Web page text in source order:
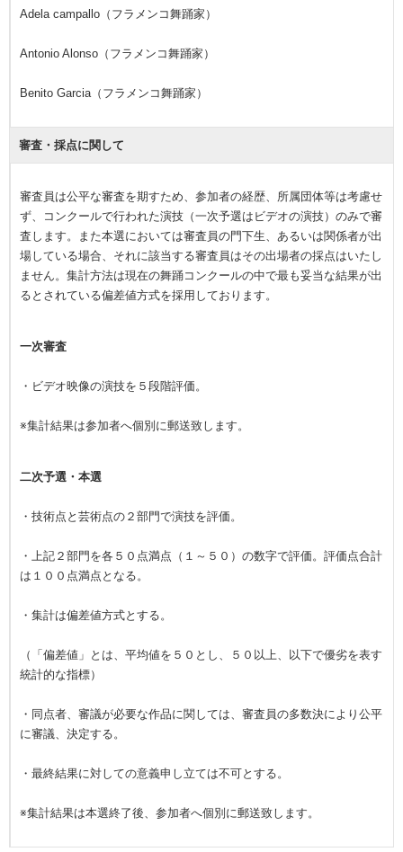
Adela campallo（フラメンコ舞踊家）
Antonio Alonso（フラメンコ舞踊家）
Benito Garcia（フラメンコ舞踊家）
審査・採点に関して
審査員は公平な審査を期すため、参加者の経歴、所属団体等は考慮せ
ず、コンクールで行われた演技（一次予選はビデオの演技）のみで審
査します。また本選においては審査員の門下生、あるいは関係者が出
場している場合、それに該当する審査員はその出場者の採点はいたし
ません。集計方法は現在の舞踊コンクールの中で最も妥当な結果が出
るとされている偏差値方式を採用しております。
一次審査
・ビデオ映像の演技を５段階評価。
※集計結果は参加者へ個別に郵送致します。
二次予選・本選
・技術点と芸術点の２部門で演技を評価。
・上記２部門を各５０点満点（１～５０）の数字で評価。評価点合計
は１００点満点となる。
・集計は偏差値方式とする。
（「偏差値」とは、平均値を５０とし、５０以上、以下で優劣を表す
統計的な指標）
・同点者、審議が必要な作品に関しては、審査員の多数決により公平
に審議、決定する。
・最終結果に対しての意義申し立ては不可とする。
※集計結果は本選終了後、参加者へ個別に郵送致します。